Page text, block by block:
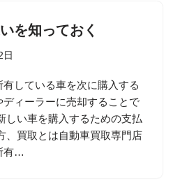
を知っておく
している車を次に購入する
ィーラーに売却することで
しい車を購入するための支払
、買取とは自動車買取専門店
有…